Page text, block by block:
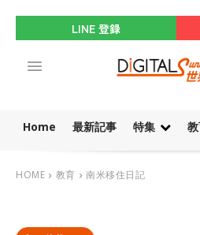
LINE 登録
Home 最新記事 特集
HOME 教育 南米移住日記